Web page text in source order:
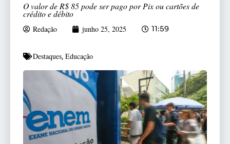
O valor de R$ 85 pode ser pago por Pix ou cartões de
crédito e débito
Redação junho 25, 2025 11:59
Destaques, Educação